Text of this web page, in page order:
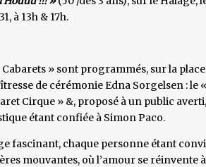
à 13h & 17h.
» sont programmés, sur la
de cérémonie Edna Sorgelsen : le
Cirque » &, proposé à un public
étant confiée à Simon Paco.
fascinant, chaque personne étant
mouvantes, où l’amour se réinvente